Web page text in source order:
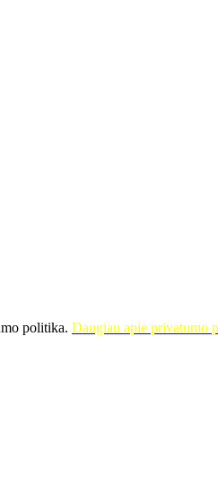
politika. Daugiau apie privatumo